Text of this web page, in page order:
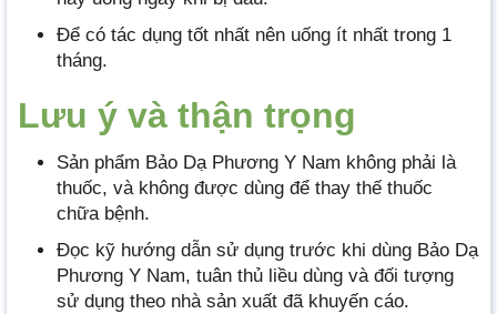
Để có tác dụng tốt nhất nên uống ít nhất trong 1
tháng.
Lưu ý và thận trọng
Sản phẩm Bảo Dạ Phương Y Nam không phải là
thuốc, và không được dùng để thay thế thuốc
chữa bệnh.
Đọc kỹ hướng dẫn sử dụng trước khi dùng Bảo Dạ
Phương Y Nam, tuân thủ liều dùng và đối tượng
sử dụng theo nhà sản xuất đã khuyến cáo.